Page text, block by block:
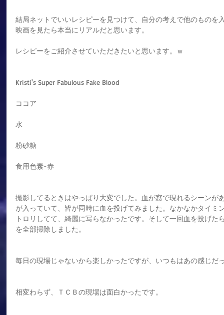
結局ネットでいいレシピーを見つけて、自分の考えで他のものを
映画を見たら本当にリアルだと思います。
レシピーをご紹介させていただきたいと思います。ｗ
Kristi's Super Fabulous Fake Blood
ココア
水
粉砂糖
食用色素-赤
撮影してるときはやっぱり大変でした。血が窓で現れるシーンが
が入っていて、皆が同時に血を投げてみました。なかなかタイミ
トロリしてて、綺麗に写らなかったです。そして一回血を投げた
を全部掃除しました。
毎日の現場じゃないから楽しかったですが、いつもはあの感じだ
相変わらず、ＴＣＢの現場は面白かったです。